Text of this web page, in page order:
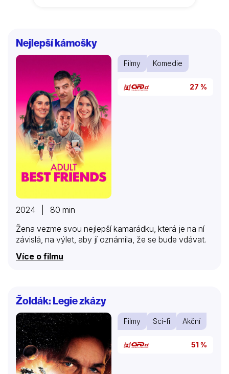
Nejlepší kámošky
Filmy Komedie
27 %
2024 | 80 min
Žena vezme svou nejlepší kamarádku, která je na ní
závislá, na výlet, aby jí oznámila, že se bude vdávat.
Více o filmu
Žoldák: Legie zkázy
Filmy Sci-fi Akční
51 %